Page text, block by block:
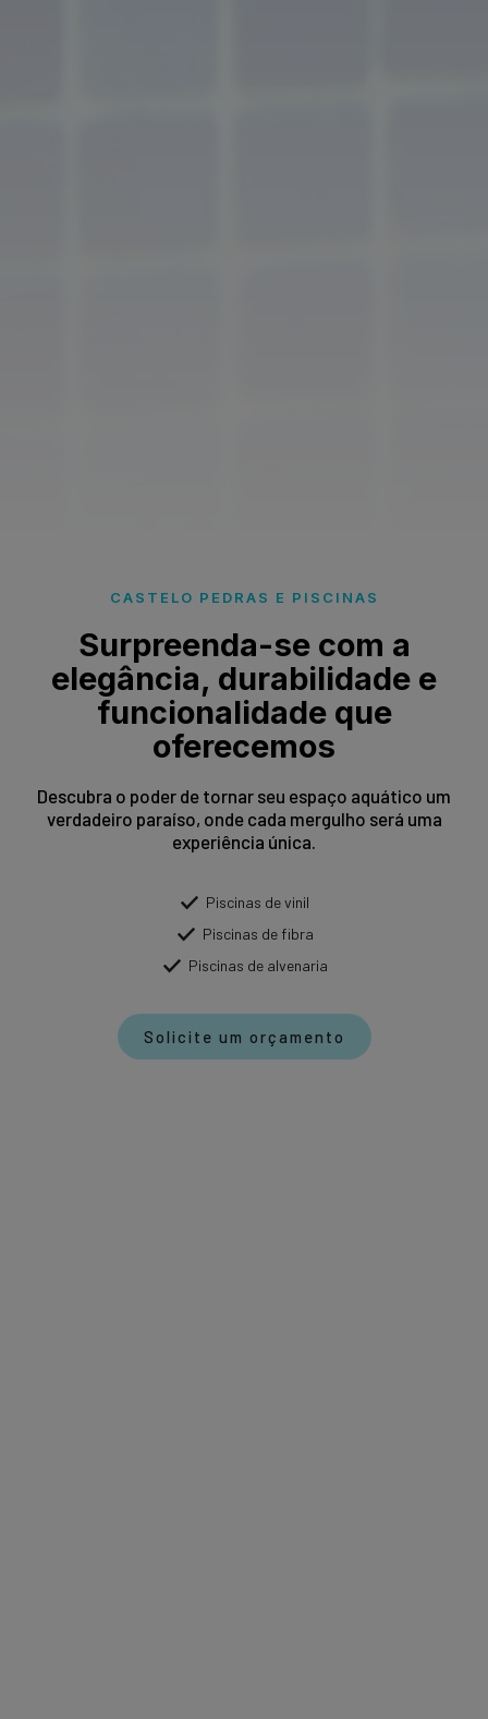
CASTELO PEDRAS E PISCINAS
Surpreenda-se com a
elegância, durabilidade e
funcionalidade que
oferecemos
Descubra o poder de tornar seu espaço aquático um
verdadeiro paraíso, onde cada mergulho será uma
experiência única.
Piscinas de vinil
Piscinas de fibra
Piscinas de alvenaria
Solicite um orçamento